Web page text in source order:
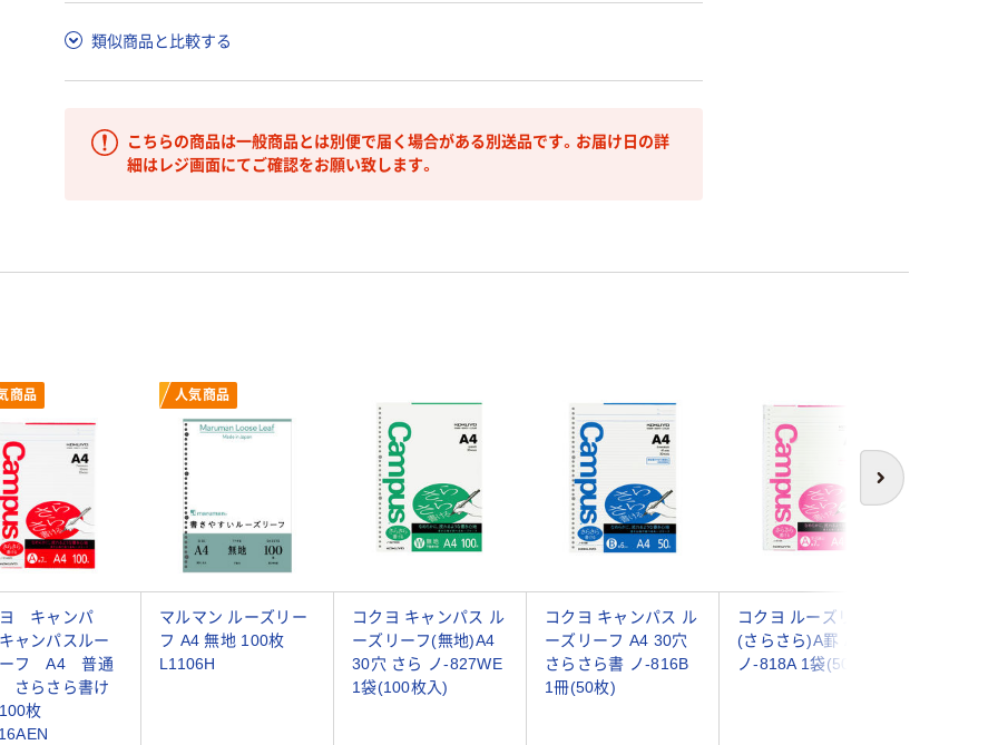
類似商品と比較する
こちらの商品は一般商品とは別便で届く場合がある別送品です。お届け日の詳
細はレジ画面にてご確認をお願い致します。
次へ
商品 人気商品
キャンパ
ャンパスルー
ーフ A4 普通
さらさら書け
枚
マルマン ルーズリー
フ A4 無地 100枚
L1106H
コクヨ キャンパス ル
ーズリーフ(無地)A4
30穴 さら ノ-827WE
1袋(100枚入)
コクヨ キャンパス ル
ーズリーフ A4 30穴
さらさら書 ノ-816B
1冊(50枚)
コクヨ ルーズリーフ
(さらさら)A罫 A4
ノ-818A 1袋(50枚入)